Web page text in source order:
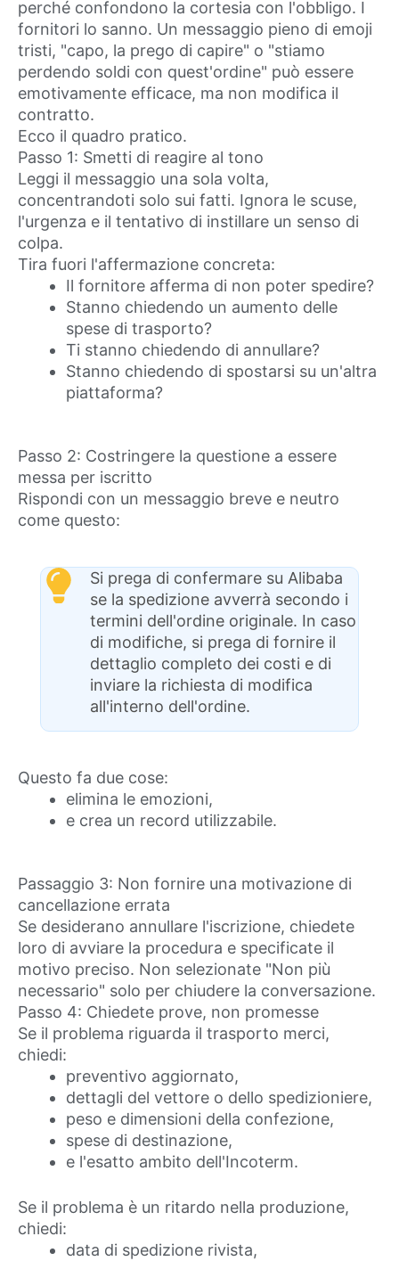
perché confondono la cortesia con l'obbligo. I
fornitori lo sanno. Un messaggio pieno di emoji
tristi, "capo, la prego di capire" o "stiamo
perdendo soldi con quest'ordine" può essere
emotivamente efficace, ma non modifica il
contratto.
Ecco il quadro pratico.
Passo 1: Smetti di reagire al tono
Leggi il messaggio una sola volta,
concentrandoti solo sui fatti. Ignora le scuse,
l'urgenza e il tentativo di instillare un senso di
colpa.
Tira fuori l'affermazione concreta:
Il fornitore afferma di non poter spedire?
Stanno chiedendo un aumento delle
spese di trasporto?
Ti stanno chiedendo di annullare?
Stanno chiedendo di spostarsi su un'altra
piattaforma?
Passo 2: Costringere la questione a essere
messa per iscritto
Rispondi con un messaggio breve e neutro
come questo:
Si prega di confermare su Alibaba
se la spedizione avverrà secondo i
termini dell'ordine originale. In caso
di modifiche, si prega di fornire il
dettaglio completo dei costi e di
inviare la richiesta di modifica
all'interno dell'ordine.
Questo fa due cose:
elimina le emozioni,
e crea un record utilizzabile.
Passaggio 3: Non fornire una motivazione di
cancellazione errata
Se desiderano annullare l'iscrizione, chiedete
loro di avviare la procedura e specificate il
motivo preciso. Non selezionate "Non più
necessario" solo per chiudere la conversazione.
Passo 4: Chiedete prove, non promesse
Se il problema riguarda il trasporto merci,
chiedi:
preventivo aggiornato,
dettagli del vettore o dello spedizioniere,
peso e dimensioni della confezione,
spese di destinazione,
e l'esatto ambito dell'Incoterm.
Se il problema è un ritardo nella produzione,
chiedi:
data di spedizione rivista,